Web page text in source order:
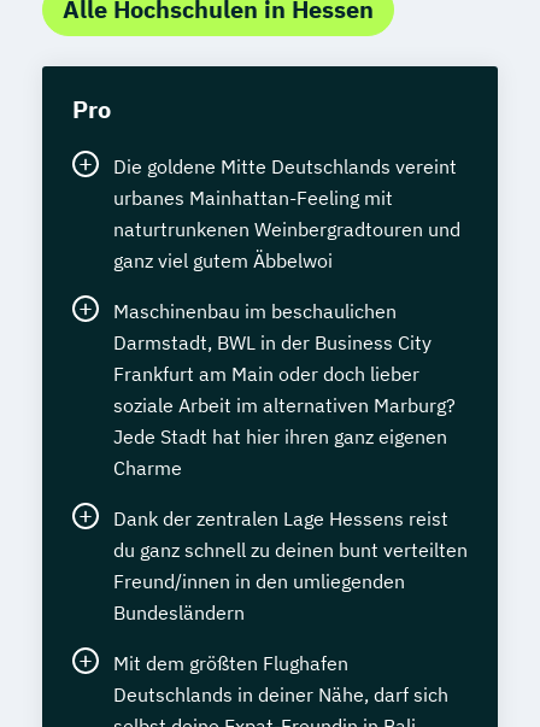
Alle Hochschulen in Hessen
Pro
Die goldene Mitte Deutschlands vereint
urbanes Mainhattan-Feeling mit
naturtrunkenen Weinbergradtouren und
ganz viel gutem Äbbelwoi
Maschinenbau im beschaulichen
Darmstadt, BWL in der Business City
Frankfurt am Main oder doch lieber
soziale Arbeit im alternativen Marburg?
Jede Stadt hat hier ihren ganz eigenen
Charme
Dank der zentralen Lage Hessens reist
du ganz schnell zu deinen bunt verteilten
Freund/innen in den umliegenden
Bundesländern
Mit dem größten Flughafen
Deutschlands in deiner Nähe, darf sich